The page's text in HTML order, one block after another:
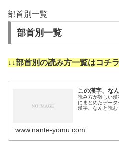
部首別一覧
部首別一覧
↓↓部首別の読み方一覧はコチ
この漢字、な
読み方が難しい漢
にまとめたデー
漢字、なんと読む
www.nante-yomu.com